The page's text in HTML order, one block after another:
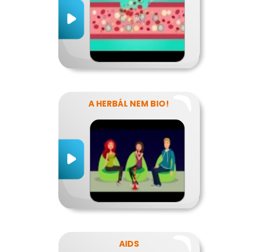
A HERBÁL NEM BIO!
AIDS